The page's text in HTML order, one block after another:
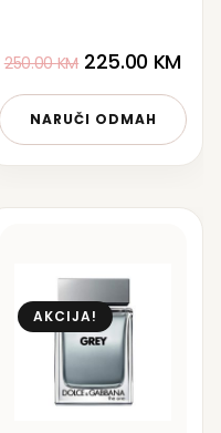
250.00KM 225.00 KM
NARUČI ODMAH
AKCIJA!